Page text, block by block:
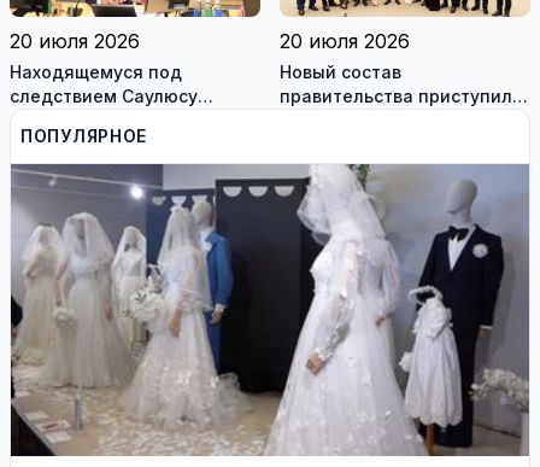
20 июля 2026
Находящемуся под
следствием Саулюсу
Сквернялису временно
разрешили выехать за
границу
20 июля 2026
Новый состав
правительства приступил к
ПОПУЛЯРНОЕ